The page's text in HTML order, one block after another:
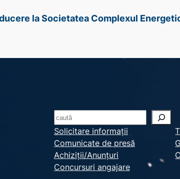
la Societatea Complexul
S
e
a
r
c
Solicitare informații
Comunicate de presă
Achiziții/Anunțuri
Concursuri angajare